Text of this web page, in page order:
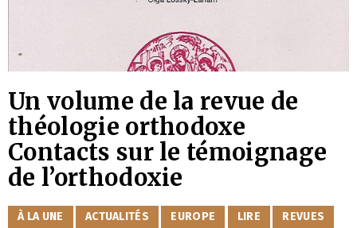
Un volume de la revue de
théologie orthodoxe
Contacts sur le témoignage
de l’orthodoxie
CATÉGORIES
À LA UNE ACTUALITÉS EUROPE LIRE REVUES